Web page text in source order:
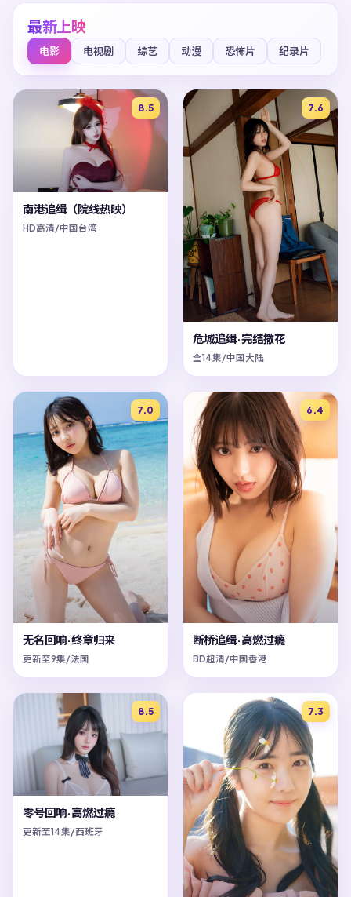
最新上映
电影 电视剧 综艺 动漫 恐怖片 纪录片
8.5
南港追缉（院线热映）
HD高清/中国台湾
7.6
危城追缉·完结撒花
全14集/中国大陆
7.0
无名回响·终章归来
更新至9集/法国
6.4
断桥追缉·高燃过瘾
BD超清/中国香港
8.5
零号回响·高燃过瘾
更新至14集/西班牙
7.3